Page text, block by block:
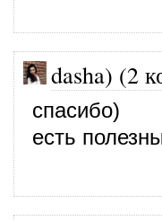
dasha) (2
спасибо)
есть